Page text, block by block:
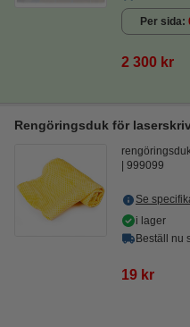
Per sida
2 300 kr
Rengöringsduk för
999099
Se
i lager
Beställ nu
19 kr